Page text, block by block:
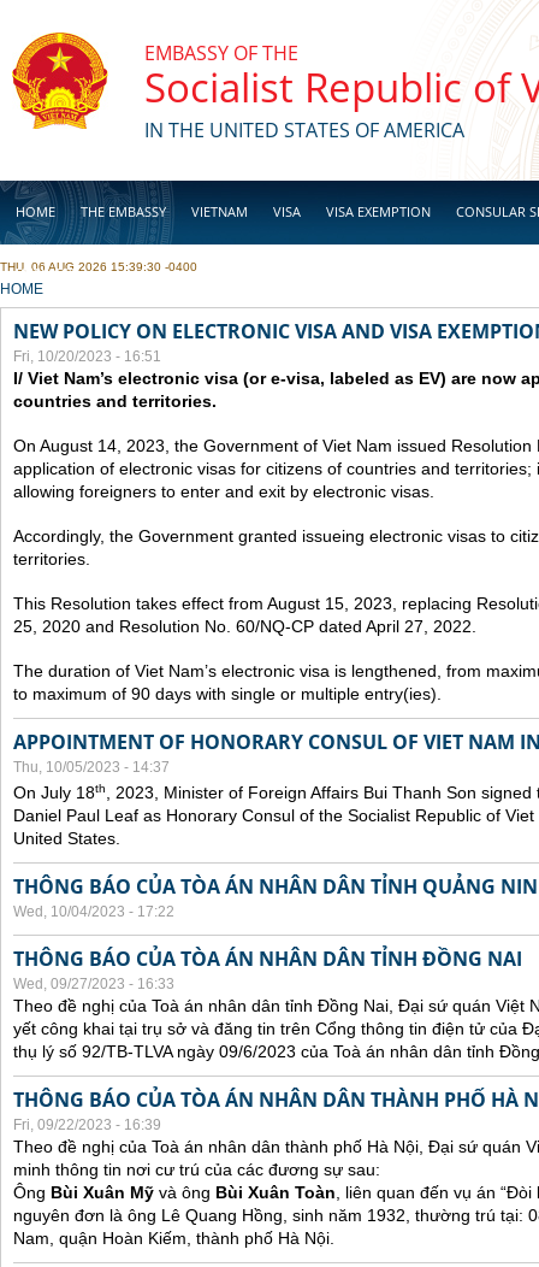
EMBASSY OF THE
Socialist Republic of
IN THE UNITED STATES OF AMERICA
HOME THE EMBASSY VIETNAM VISA VISA EXEMPTION CONSULAR
BUSINESS
THU, 06 AUG 2026 15:39:30 -0400
YOU ARE HERE
HOME
NEW POLICY ON ELECTRONIC VISA AND VISA
Fri, 10/20/2023 - 16:51
I/ Viet Nam’s electronic visa (or e-visa, labeled as EV) are now
countries and territories.
On August 14, 2023, the Government of Viet Nam issued
application of electronic visas for citizens of countries and
allowing foreigners to enter and exit by electronic visas.
Accordingly, the Government granted issueing electronic visas to
territories.
This Resolution takes effect from August 15, 2023, replacing
25, 2020 and Resolution No. 60/NQ-CP dated April 27, 2022.
The duration of Viet Nam’s electronic visa is lengthened, from
to maximum of 90 days with single or multiple entry(ies).
APPOINTMENT OF HONORARY CONSUL OF VIET NAM
Thu, 10/05/2023 - 14:37
On July 18th
, 2023, Minister of Foreign Affairs Bui Thanh Son
Daniel Paul Leaf as Honorary Consul of the Socialist Republic of
United States.
THÔNG BÁO CỦA TÒA ÁN NHÂN DÂN TỈNH QUẢNG
Wed, 10/04/2023 - 17:22
THÔNG BÁO CỦA TÒA ÁN NHÂN DÂN TỈNH ĐỒNG NAI
Wed, 09/27/2023 - 16:33
Theo đề nghị của Toà án nhân dân tỉnh Đồng Nai, Đại sứ quán Việt
yết công khai tại trụ sở và đăng tin trên Cổng thông tin điện tử của
thụ lý số 92/TB-TLVA ngày 09/6/2023 của Toà án nhân dân tỉnh
THÔNG BÁO CỦA TÒA ÁN NHÂN DÂN THÀNH PHỐ HÀ
Fri, 09/22/2023 - 16:39
Theo đề nghị của Toà án nhân dân thành phố Hà Nội, Đại sứ quán
minh thông tin nơi cư trú của các đương sự sau:
Ông Bùi Xuân Mỹ và ông Bùi Xuân Toàn , liên quan đến vụ án
nguyên đơn là ông Lê Quang Hồng, sinh năm 1932, thường trú tại:
Nam, quận Hoàn Kiếm, thành phố Hà Nội.